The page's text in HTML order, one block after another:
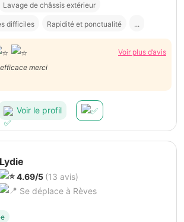
Lavage de châssis extérieur
difficiles Rapidité et ponctualité ...
Voir plus d’avis
merci
Voir le profil
Lydie
4.69/5 (13 avis)
Se déplace à Rèves